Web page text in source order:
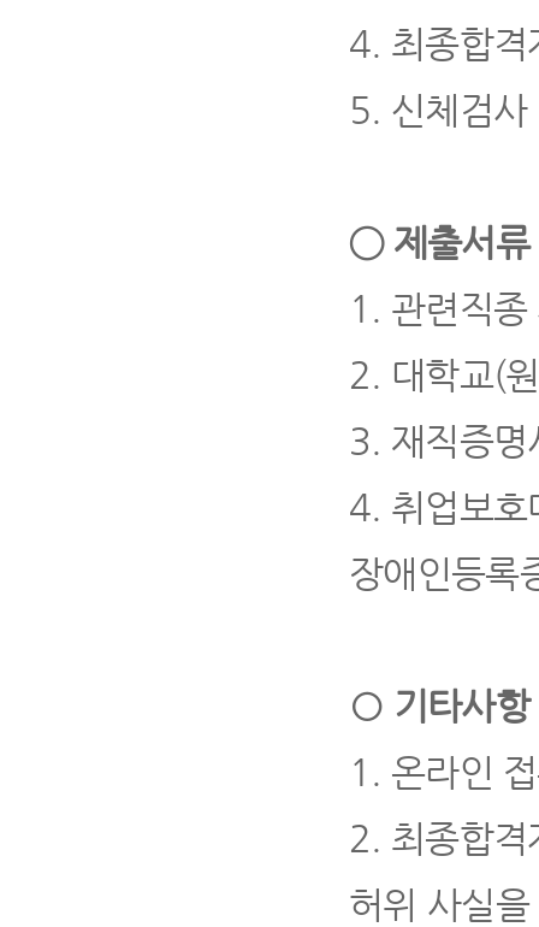
4. 최종합
5. 신체검사
◯ 제출서류
1. 관련직
2. 대학교(원
3. 재직증명
4. 취업보호
장애인등록
○ 기타사항
1. 온라인
2. 최종합
허위 사실